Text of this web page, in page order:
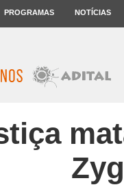
PROGRAMAS NOTÍCIAS